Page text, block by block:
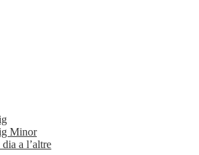
Minor
dia a l’altre